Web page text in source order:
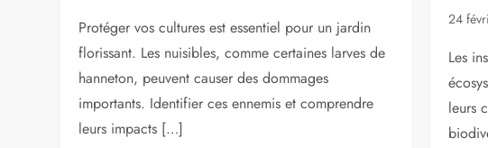
Protéger vos cultures est essentiel pour un jardin
florissant. Les nuisibles, comme certaines larves de
hanneton, peuvent causer des dommages
importants. Identifier ces ennemis et comprendre
leurs impacts […]
24
Les
leurs